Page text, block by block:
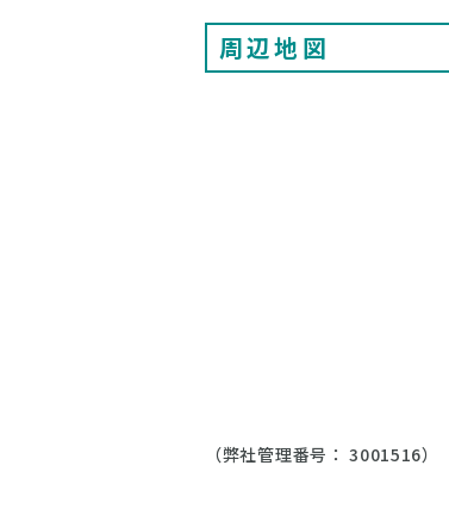
周辺地図
（弊社管理番号： 3001516）